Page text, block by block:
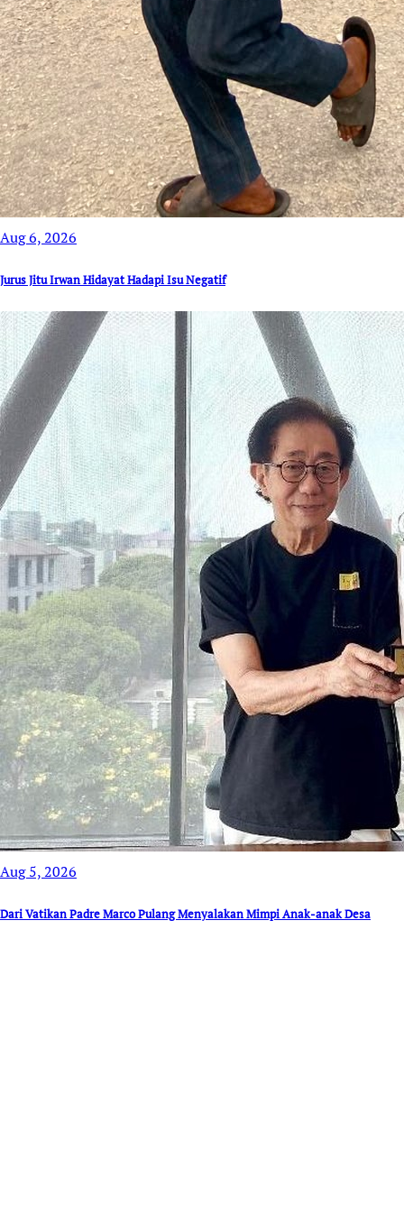
Aug 6, 2026
Jurus Jitu Irwan Hidayat Hadapi Isu Negatif
Aug 5, 2026
Dari Vatikan Padre Marco Pulang Menyalakan Mimpi Anak-anak Desa